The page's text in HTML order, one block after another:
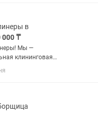
и без...
в
000 ₸
Мы —
клининговая
уборки домов и
•Гибкий график: